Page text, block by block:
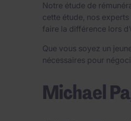
Notre étude de
cette étude, nos
faire la différence lors
Que vous soyez un
nécessaires pour
Michael